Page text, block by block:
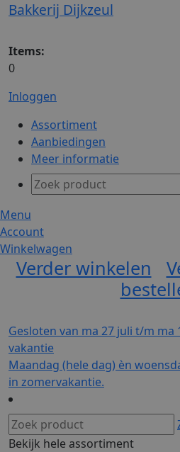
Bakkerij Dijkzeul
Items:
0
Inloggen
Assortiment
Aanbiedingen
Meer informatie
Menu
Account
Winkelwagen
Verder winkelen
Gesloten van ma 27 juli t/m ma
vakantie
Maandag (hele dag) èn
in zomervakantie.
Bekijk hele assortiment